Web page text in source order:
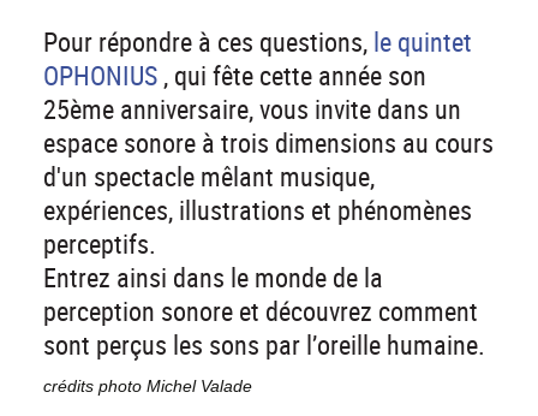
Pour répondre à ces questions, le quintet
OPHONIUS , qui fête cette année son
25ème anniversaire, vous invite dans un
espace sonore à trois dimensions au cours
d'un spectacle mêlant musique,
expériences, illustrations et phénomènes
perceptifs.
Entrez ainsi dans le monde de la
perception sonore et découvrez comment
sont perçus les sons par l’oreille humaine.
crédits photo Michel Valade